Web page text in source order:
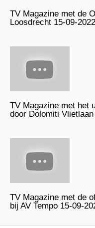
TV Magazine met de
Loosdrecht 15-09-2022
TV Magazine met het
door Dolomiti
TV Magazine met de
bij AV Tempo 15-09-